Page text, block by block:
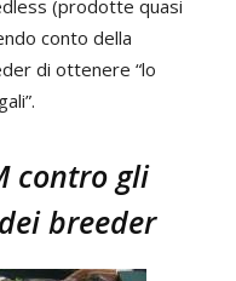
(prodotte quasi
conto della
di ottenere “lo
contro gli
breeder